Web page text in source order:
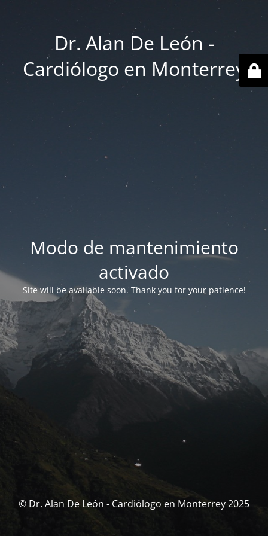
Dr. Alan De León -
Cardiólogo en Monterrey
Modo de mantenimiento
activado
Site will be available soon. Thank you for your patience!
© Dr. Alan De León - Cardiólogo en Monterrey 2025